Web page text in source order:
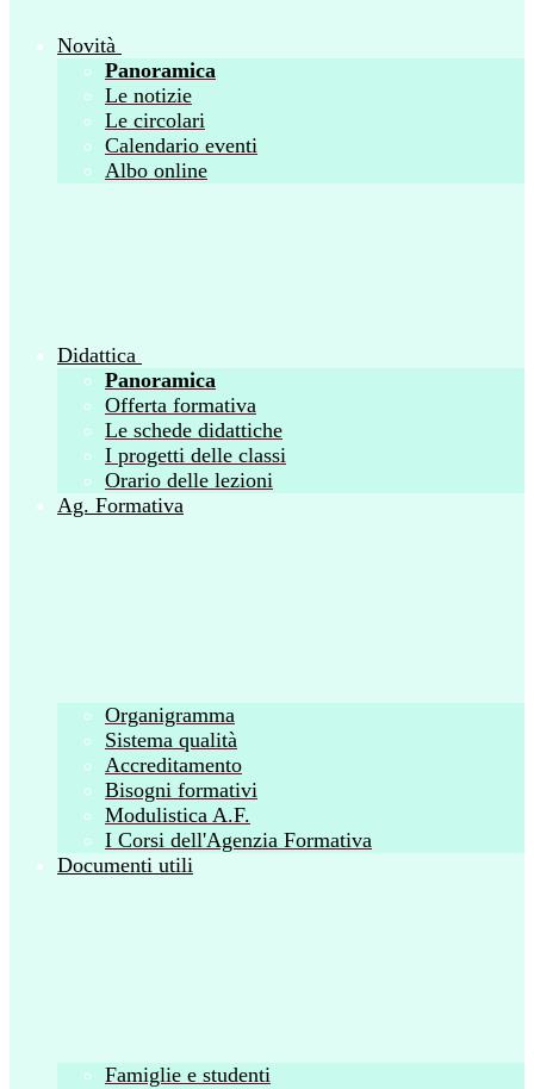
Novità
Panoramica
Le notizie
Le circolari
Calendario eventi
Albo online
Didattica
Panoramica
Offerta formativa
Le schede didattiche
I progetti delle classi
Orario delle lezioni
Ag. Formativa
Organigramma
Sistema qualità
Accreditamento
Bisogni formativi
Modulistica A.F.
I Corsi dell'Agenzia Formativa
Documenti utili
Famiglie e studenti